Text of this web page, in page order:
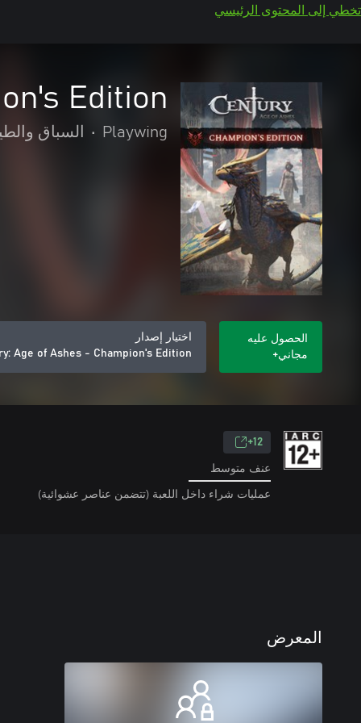
تخطي إلى المحتوى الرئيسي
Edition
Playwing
• السباق
الحصول عليه
مجاني+
اختيار إصدار
Age of Ashes - Champion's Edition
12+
عنف متوسط
عمليات شراء داخل اللعبة (تتضمن عناصر عشوائية)
المعرض